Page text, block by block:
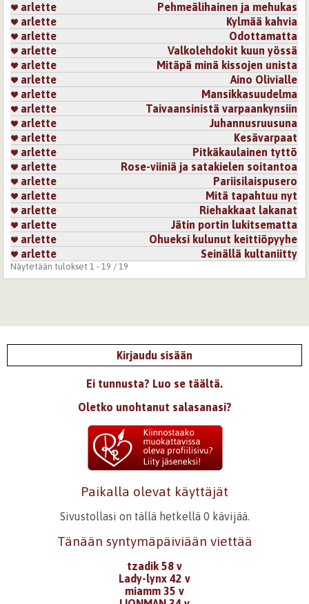
5.7.2026 20:16
Runo tuo maistuvia muistoja ja hymyn
Kirjaudutairekisteröidykommentoidaksesi
7.7.2026 16:54Mallinukke
niin
metsämansikat ah
niitä on mukava kerätä heinänkorteen
ja
jos mahdollista suudella rakastaan
Kirjaudutairekisteröidykommentoidaksesi
arlette
Pehmeälihainen ja mehukas
arlette
Kylmää kahvia
arlette
Odottamatta
arlette
Valkolehdokit kuun yössä
arlette
Mitäpä minä kissojen unista
arlette
Aino Olivialle
arlette
Mansikkasuudelma
arlette
Taivaansinistä varpaankynsiin
arlette
Juhannusruusuna
arlette
Kesävarpaat
arlette
Pitkäkaulainen tyttö
arlette
Rose-viiniä ja satakielen soitantoa
arlette
Pariisilaispusero
arlette
Mitä tapahtuu nyt
arlette
Riehakkaat lakanat
arlette
Jätin portin lukitsematta
arlette
Ohueksi kulunut keittiöpyyhe
arlette
Seinällä kultaniitty
Näytetään tulokset 1 - 19 / 19
Kirjaudu sisään
Ei tunnusta? Luo se täältä.
Oletko unohtanut salasanasi?
Paikalla olevat käyttäjät
Sivustollasi on tällä hetkellä 0 kävijää.
Tänään syntymäpäiviään viettää
tzadik 58 v
Lady-lynx 42 v
miamm 35 v